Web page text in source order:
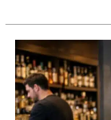
Wie
du
den
richtigen
Kühlschrank